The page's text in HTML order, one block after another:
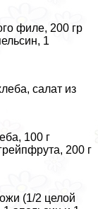
филе, 200 гр
1
салат из
100 г
200 г
(1/2 целой